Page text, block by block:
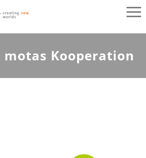
Österreich
Kooperation